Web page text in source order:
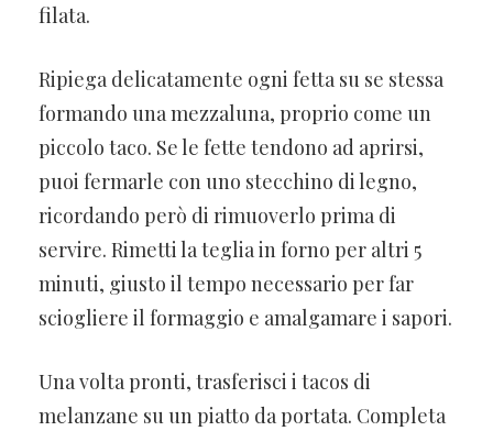
filata.
Ripiega delicatamente ogni fetta su se stessa
formando una mezzaluna, proprio come un
piccolo taco. Se le fette tendono ad aprirsi,
puoi fermarle con uno stecchino di legno,
ricordando però di rimuoverlo prima di
servire. Rimetti la teglia in forno per altri 5
minuti, giusto il tempo necessario per far
sciogliere il formaggio e amalgamare i sapori.
Una volta pronti, trasferisci i tacos di
melanzane su un piatto da portata. Completa